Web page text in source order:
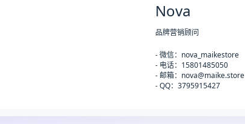
Nova
品牌营销顾问
- 微信：nova_maikestore
- 电话：15801485050
- 邮箱：nova@maike.store
- QQ：3795915427